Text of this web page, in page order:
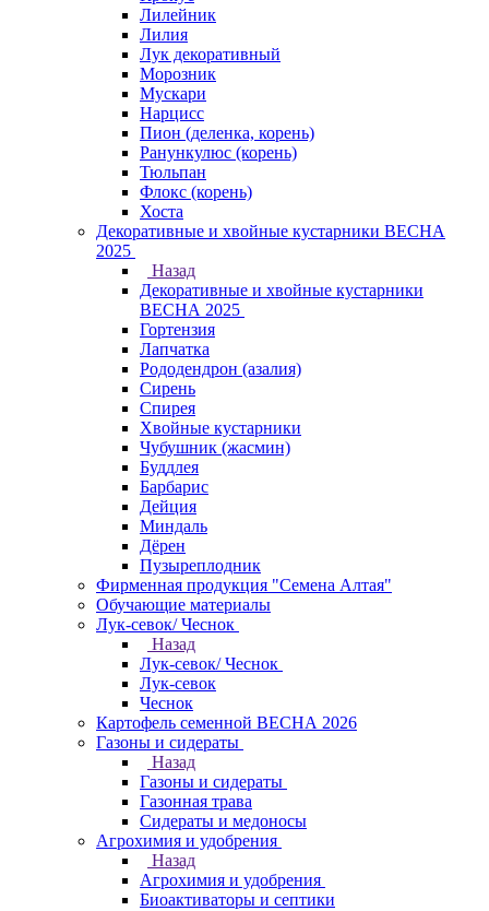
Лилейник
Лилия
Лук декоративный
Морозник
Мускари
Нарцисс
Пион (деленка, корень)
Ранункулюс (корень)
Тюльпан
Флокс (корень)
Хоста
Декоративные и хвойные кустарники ВЕСНА
2025
Назад
Декоративные и хвойные кустарники
ВЕСНА 2025
Гортензия
Лапчатка
Рододендрон (азалия)
Сирень
Спирея
Хвойные кустарники
Чубушник (жасмин)
Буддлея
Барбарис
Дейция
Миндаль
Дёрен
Пузыреплодник
Фирменная продукция "Семена Алтая"
Обучающие материалы
Лук-севок/ Чеснок
Назад
Лук-севок/ Чеснок
Лук-севок
Чеснок
Картофель семенной ВЕСНА 2026
Газоны и сидераты
Назад
Газоны и сидераты
Газонная трава
Сидераты и медоносы
Агрохимия и удобрения
Назад
Агрохимия и удобрения
Биоактиваторы и септики